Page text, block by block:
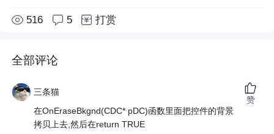
516 5 打赏
全部评论
三条猫
在OnEraseBkgnd(CDC* pDC)函数里面把控件的背景
拷贝上去,然后在return TRUE
赞